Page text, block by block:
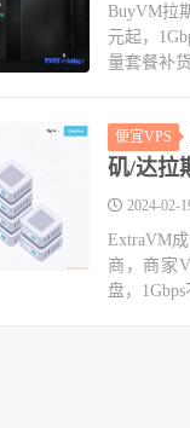
BuyVM拉
元起，
量套餐补
便宜VPS
矶/达拉
2024-02-
ExtraVM
商，商家
盘，